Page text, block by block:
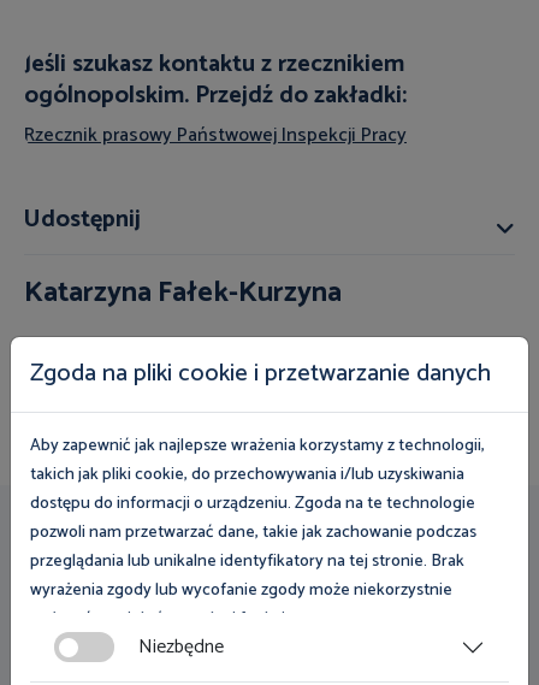
Jeśli szukasz kontaktu z rzecznikiem
ogólnopolskim. Przejdź do zakładki:
Rzecznik prasowy Państwowej Inspekcji Pracy
Katarzyna Fałek-Kurzyna
(81) 537 11 32
rzecznik.prasowy@lublin.pip.gov.pl
Udostępnij
Przydatne linki
Zamówienia publiczne
Klauzula informacyjna
Zgoda na pliki cookie i przetwarzanie danych
Aby zapewnić jak najlepsze wrażenia korzystamy z technologii,
takich jak pliki cookie, do przechowywania i/lub uzyskiwania
dostępu do informacji o urządzeniu. Zgoda na te technologie
pozwoli nam przetwarzać dane, takie jak zachowanie podczas
przeglądania lub unikalne identyfikatory na tej stronie. Brak
wyrażenia zgody lub wycofanie zgody może niekorzystnie
wpłynąć na niektóre cechy i funkcje.
Zgoda na pliki cookies jest dobrowolna i można ją wycofać lub
Niezbędne